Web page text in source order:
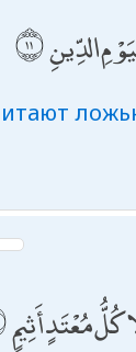
الدِّينِ
مُعْتَدٍ أَثِيمٍ